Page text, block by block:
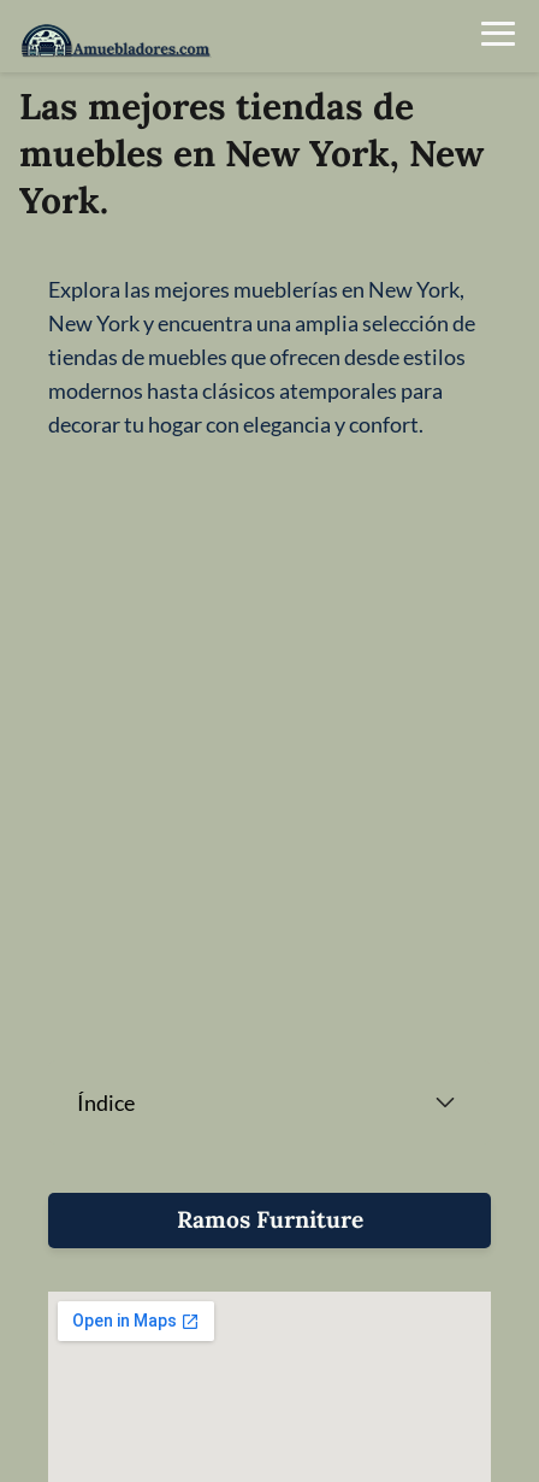
Las mejores tiendas de
muebles en New York, New
York.
Explora las mejores mueblerías en New York,
New York y encuentra una amplia selección de
tiendas de muebles que ofrecen desde estilos
modernos hasta clásicos atemporales para
decorar tu hogar con elegancia y confort.
Índice
Ramos Furniture